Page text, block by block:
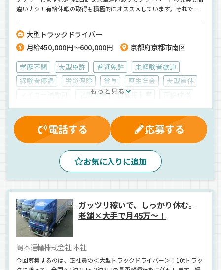
違いナシ！有給休暇の取得も積極的にオススメしています。それでい
大型トラックドライバー
月給450,000円～600,000円
京都府京都市南区
学歴不問 大型免許 普通免許
未経験者歓迎
経験者優遇
労災保険 賞与 厚生年金
大型連休
健康保険 再雇用制度
雇用保険
入社祝金 夕方 夜 真夜中
早朝
バックアイモニター装備
AT可
ジョロダー・ジョルダー
1人1台専用車
長距離
食品 雑貨 冷蔵・冷凍車
もっと見る
電話する 応募する
お気に入りに追加
ガッツリ稼いで、しっかり休む。
老舗×大手で月45万～！
嶋本運輸株式会社 本社
今回募集するのは、正社員の＜大型トラックドライバー＞！10tトラッ